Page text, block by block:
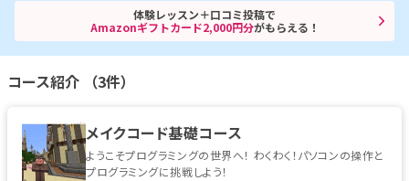
体験レッスン＋口コミ投稿で
Amazonギフトカード2,000円分がもらえる！
コース紹介 （3件）
メイクコード基礎コース
ようこそプログラミングの世界へ！ わくわく！パソコンの操作と
プログラミングに挑戦しよう！